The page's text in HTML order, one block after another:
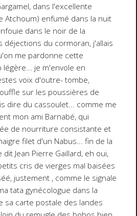
dans l'excellente
Atchoum) enfumé dans la nuit
dans le noir de la
déjections du cormoran, j'allais
me pardonne cette
je m'envole en
voix d'outre- tombe,
sur les poussières de
dire du cassoulet... comme me
mon ami Barnabé, qui
de nourriture consistante et
filet d'un Nabus... fin de la
Jean Pierre Gaillard, eh oui,
cris de vierges mal baisées
justement , comme le signale
tata gynécologue dans la
sa carte postale des landes